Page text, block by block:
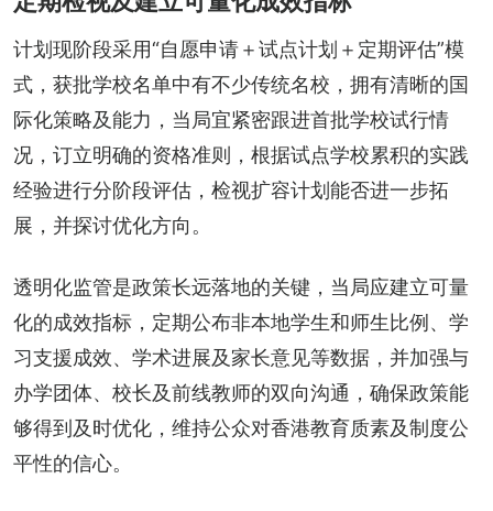
计划现阶段采用“自愿申请＋试点计划＋定期评估”模
式，获批学校名单中有不少传统名校，拥有清晰的国
际化策略及能力，当局宜紧密跟进首批学校试行情
况，订立明确的资格准则，根据试点学校累积的实践
经验进行分阶段评估，检视扩容计划能否进一步拓
展，并探讨优化方向。
透明化监管是政策长远落地的关键，当局应建立可量
化的成效指标，定期公布非本地学生和师生比例、学
习支援成效、学术进展及家长意见等数据，并加强与
办学团体、校长及前线教师的双向沟通，确保政策能
够得到及时优化，维持公众对香港教育质素及制度公
平性的信心。